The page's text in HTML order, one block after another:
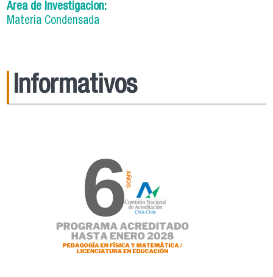
Area de Investigacion:
Materia Condensada
Informativos